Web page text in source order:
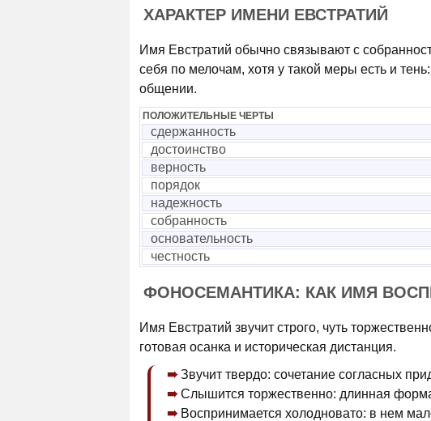
ХАРАКТЕР ИМЕНИ ЕВСТРАТИЙ
Имя Евстратий обычно связывают с
себя по мелочам, хотя у такой меры есть и
общении.
ПОЛОЖИТЕЛЬНЫЕ ЧЕРТЫ
сдержанность
достоинство
верность
порядок
надежность
собранность
основательность
честность
ФОНОСЕМАНТИКА: КАК ИМЯ
Имя Евстратий звучит строго, чуть
готовая осанка и историческая дистанция.
Звучит твердо: сочетание согласных
Слышится торжественно: длинная
Воспринимается холодновато: в нем